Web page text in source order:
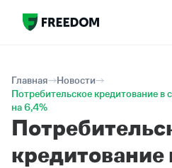
Главная
Новости
Потребительское кредитование
на 6,4%
кредитование